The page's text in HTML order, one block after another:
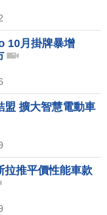
10月掛牌暴增
擴大智慧電動車
推平價性能車款